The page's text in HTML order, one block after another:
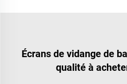
Écrans de vidange de
qualité à